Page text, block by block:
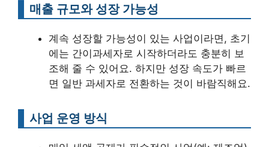
매출 규모와 성장 가능성
계속 성장할 가능성이 있는 사업이라면, 초기
에는 간이과세자로 시작하더라도 충분히 보
조해 줄 수 있어요. 하지만 성장 속도가 빠르
면 일반 과세자로 전환하는 것이 바람직해요.
사업 운영 방식